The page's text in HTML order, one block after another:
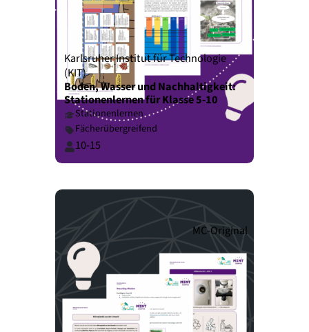
Karlsruher Institut für Technologie
(KIT)
Boden, Wasser und Nachhaltigkeit:
Stationenlernen für Klasse 5-10
Stationenlernen
Fächerübergreifend
10-15
MC-Original